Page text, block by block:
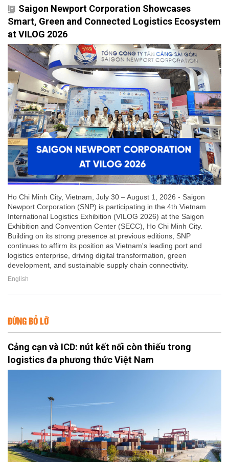
Saigon Newport Corporation Showcases
Smart, Green and Connected Logistics Ecosystem
at VILOG 2026
Ho Chi Minh City, Vietnam, July 30 – August 1, 2026 - Saigon
Newport Corporation (SNP) is participating in the 4th Vietnam
International Logistics Exhibition (VILOG 2026) at the Saigon
Exhibition and Convention Center (SECC), Ho Chi Minh City.
Building on its strong presence at previous editions, SNP
continues to affirm its position as Vietnam's leading port and
logistics enterprise, driving digital transformation, green
development, and sustainable supply chain connectivity.
English
ĐỪNG BỎ LỠ
Cảng cạn và ICD: nút kết nối còn thiếu trong
logistics đa phương thức Việt Nam